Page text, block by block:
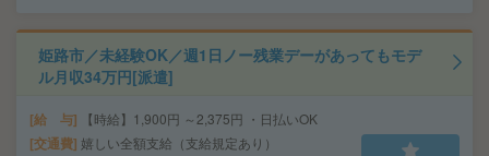
姫路市／未経験OK／週1日ノー残業デーがあってもモデ
ル月収34万円[派遣]
給 与 【時給】1,900円 ～2,375円 ・日払いOK
交通費 嬉しい全額支給（支給規定あり）